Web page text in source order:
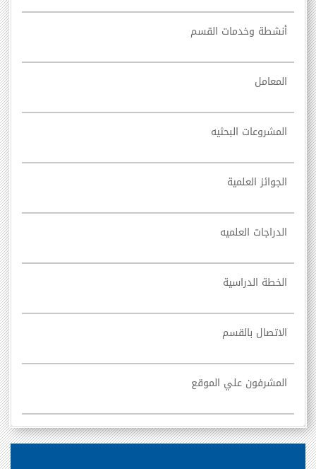
أنشطة وخدمات القسم
المعامل
المشروعات البحثيه
الجوائز العلمية
الدراجات العلميه
الخطة الدراسية
الاتصال بالقسم
المشرفون علي الموقع